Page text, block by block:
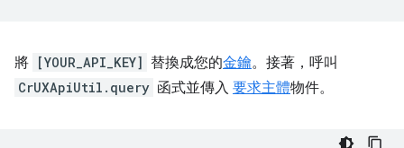
將 [YOUR_API_KEY] 替換成您的金鑰。接著，呼叫
CrUXApiUtil.query 函式並傳入 要求主體物件。